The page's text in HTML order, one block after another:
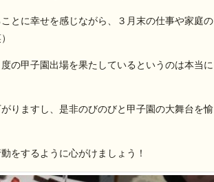
とに幸せを感じながら、３月末の仕事や家庭の
の甲子園出場を果たしているというのは本当に
りますし、是非のびのびと甲子園の大舞台を愉
をするように心がけましょう！